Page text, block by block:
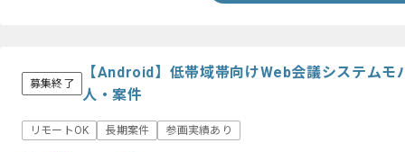
募集終了
【Android】低帯域帯向けWeb会議システムモ
人・案件
リモートOK 長期案件 参画実績あり